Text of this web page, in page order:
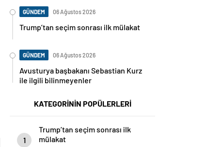
GÜNDEM 06 Ağustos 2026
Trump’tan seçim sonrası ilk mülakat
GÜNDEM 06 Ağustos 2026
Avusturya başbakanı Sebastian Kurz
ile ilgili bilinmeyenler
KATEGORİNİN POPÜLERLERİ
1
Trump’tan seçim sonrası ilk
mülakat